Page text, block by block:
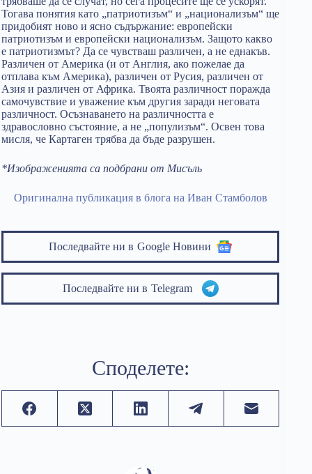
Тогава понятия като „патриотизъм“ и „национализъм“ ще
придобият ново и ясно съдържание: европейски
патриотизъм и европейски национализъм. Защото какво
е патриотизмът? Да се чувстваш различен, а не еднакъв.
Различен от Америка (и от Англия, ако пожелае да
отплава към Америка), различен от Русия, различен от
Азия и различен от Африка. Твоята различност поражда
самочувствие и уважение към другия заради неговата
различност. Осъзнаването на различността е
здравословно състояние, а не „популизъм“. Освен това
мисля, че Картаген трябва да бъде разрушен.
*Изображенията са подбрани от Мисъль
Оригинална публикация в блога на Иван Стамболов
Последвайте ни в Google Новини
Последвайте ни в Telegram
Споделете: